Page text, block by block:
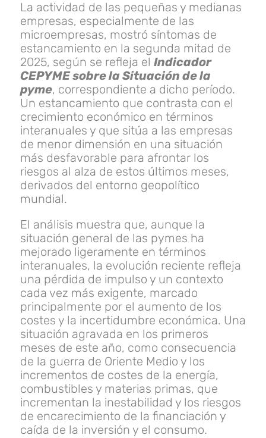
La actividad de las pequeñas y medianas
empresas, especialmente de las
microempresas, mostró síntomas de
estancamiento en la segunda mitad de
2025, según se refleja el Indicador
CEPYME sobre la Situación de la
pyme, correspondiente a dicho período.
Un estancamiento que contrasta con el
crecimiento económico en términos
interanuales y que sitúa a las empresas
de menor dimensión en una situación
más desfavorable para afrontar los
riesgos al alza de estos últimos meses,
derivados del entorno geopolítico
mundial.
El análisis muestra que, aunque la
situación general de las pymes ha
mejorado ligeramente en términos
interanuales, la evolución reciente refleja
una pérdida de impulso y un contexto
cada vez más exigente, marcado
principalmente por el aumento de los
costes y la incertidumbre económica. Una
situación agravada en los primeros
meses de este año, como consecuencia
de la guerra de Oriente Medio y los
incrementos de costes de la energía,
combustibles y materias primas, que
incrementan la inestabilidad y los riesgos
de encarecimiento de la financiación y
caída de la inversión y el consumo.